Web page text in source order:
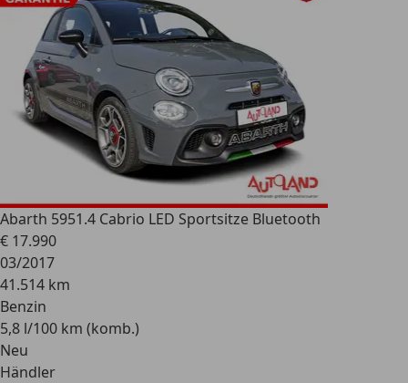
Abarth 5951.4 Cabrio LED Sportsitze Bluetooth
€ 17.990
03/2017
41.514 km
Benzin
5,8 l/100 km (komb.)
Neu
Händler